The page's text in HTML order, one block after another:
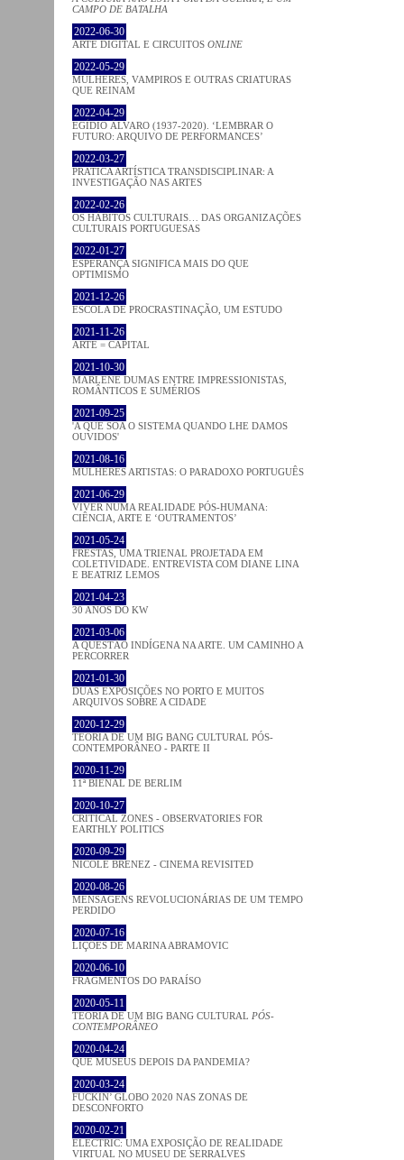
CAMPO DE BATALHA
2022-06-30
ARTE DIGITAL E CIRCUITOS ONLINE
2022-05-29
MULHERES, VAMPIROS E OUTRAS CRIATURAS
QUE REINAM
2022-04-29
EGÍDIO ÁLVARO (1937-2020). ‘LEMBRAR O
FUTURO: ARQUIVO DE PERFORMANCES’
2022-03-27
PRATICA ARTÍSTICA TRANSDISCIPLINAR: A
INVESTIGAÇÃO NAS ARTES
2022-02-26
OS HÁBITOS CULTURAIS… DAS ORGANIZAÇÕES
CULTURAIS PORTUGUESAS
2022-01-27
ESPERANÇA SIGNIFICA MAIS DO QUE
OPTIMISMO
2021-12-26
ESCOLA DE PROCRASTINAÇÃO, UM ESTUDO
2021-11-26
ARTE = CAPITAL
2021-10-30
MARLENE DUMAS ENTRE IMPRESSIONISTAS,
ROMÂNTICOS E SUMÉRIOS
2021-09-25
'A QUE SOA O SISTEMA QUANDO LHE DAMOS
OUVIDOS'
2021-08-16
MULHERES ARTISTAS: O PARADOXO PORTUGUÊS
2021-06-29
VIVER NUMA REALIDADE PÓS-HUMANA:
CIÊNCIA, ARTE E ‘OUTRAMENTOS’
2021-05-24
FRESTAS, UMA TRIENAL PROJETADA EM
COLETIVIDADE. ENTREVISTA COM DIANE LINA
E BEATRIZ LEMOS
2021-04-23
30 ANOS DO KW
2021-03-06
A QUESTÃO INDÍGENA NA ARTE. UM CAMINHO A
PERCORRER
2021-01-30
DUAS EXPOSIÇÕES NO PORTO E MUITOS
ARQUIVOS SOBRE A CIDADE
2020-12-29
TEORIA DE UM BIG BANG CULTURAL PÓS-
CONTEMPORÂNEO - PARTE II
2020-11-29
11ª BIENAL DE BERLIM
2020-10-27
CRITICAL ZONES - OBSERVATORIES FOR
EARTHLY POLITICS
2020-09-29
NICOLE BRENEZ - CINEMA REVISITED
2020-08-26
MENSAGENS REVOLUCIONÁRIAS DE UM TEMPO
PERDIDO
2020-07-16
LIÇÕES DE MARINA ABRAMOVIC
2020-06-10
FRAGMENTOS DO PARAÍSO
2020-05-11
TEORIA DE UM BIG BANG CULTURAL PÓS-
CONTEMPORÂNEO
2020-04-24
QUE MUSEUS DEPOIS DA PANDEMIA?
2020-03-24
FUCKIN’ GLOBO 2020 NAS ZONAS DE
DESCONFORTO
2020-02-21
ELECTRIC: UMA EXPOSIÇÃO DE REALIDADE
VIRTUAL NO MUSEU DE SERRALVES